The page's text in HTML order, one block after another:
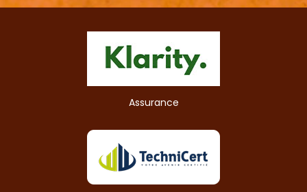
Assurance